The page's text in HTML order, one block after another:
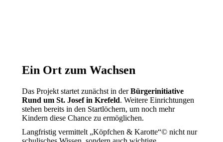
Ein Ort zum Wachsen
Das Projekt startet zunächst in derBürgerinitiative
Rund um St. Josef in Krefeld. Weitere Einrichtungen
stehen bereits in den Startlöchern, um noch mehr
Kindern diese Chance zu ermöglichen.
Langfristig vermittelt „Köpfchen & Karotte“© nicht nur